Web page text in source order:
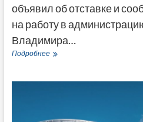
объявил об отставке и
на работу в
Владимира…
ПодробнееГаглоев
Южной